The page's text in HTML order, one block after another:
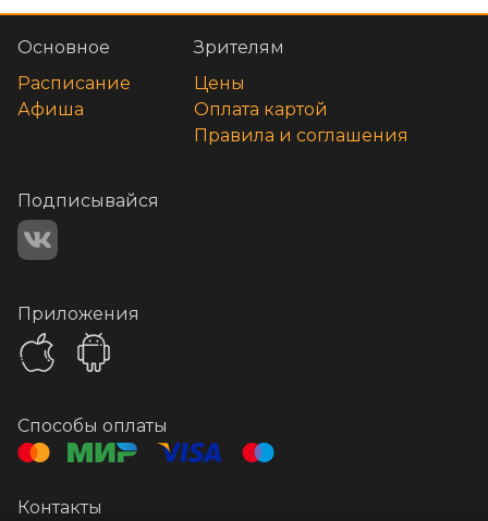
Основное
Расписание
Афиша
Зрителям
Цены
Оплата картой
Правила и соглашения
Подписывайся
Приложения
Способы оплаты
Контакты